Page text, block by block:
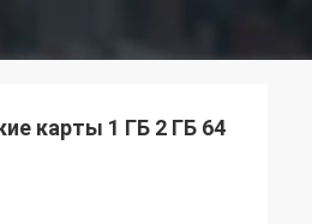
карты 1 ГБ 2 ГБ 64